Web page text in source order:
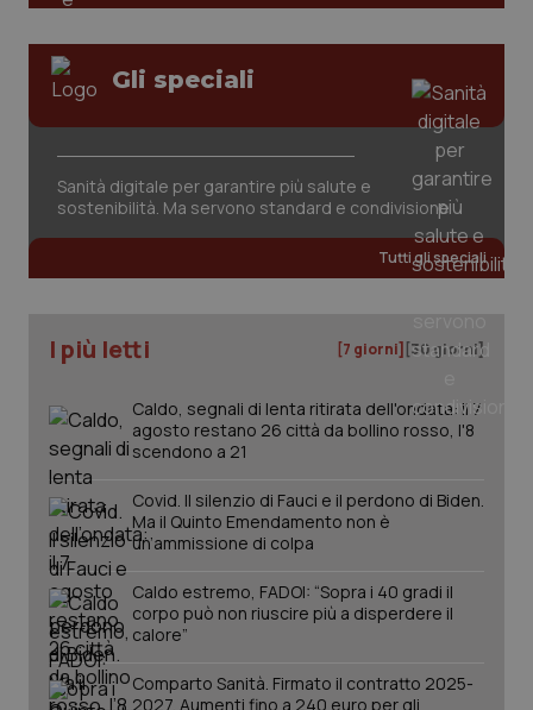
Gli speciali
Sanità digitale per garantire più salute e
sostenibilità. Ma servono standard e condivisione
Tutti gli speciali
I più letti [7 giorni] [30 giorni]
Caldo, segnali di lenta ritirata dell'ondata: il 7
agosto restano 26 città da bollino rosso, l'8
scendono a 21
Covid. Il silenzio di Fauci e il perdono di Biden.
Ma il Quinto Emendamento non è
un’ammissione di colpa
Caldo estremo, FADOI: “Sopra i 40 gradi il
corpo può non riuscire più a disperdere il
calore”
Comparto Sanità. Firmato il contratto 2025-
2027. Aumenti fino a 240 euro per gli
tracking-enable
tracking-sites-ironfish-
www.quotidianosanita.it